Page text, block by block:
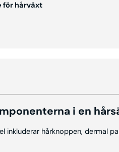
för hårväxt
i en
inkluderar hårknoppen, dermal